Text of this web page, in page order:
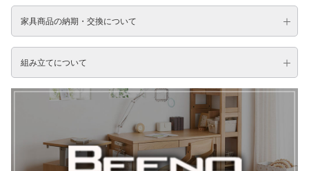
家具商品の納期・交換について
組み立てについて